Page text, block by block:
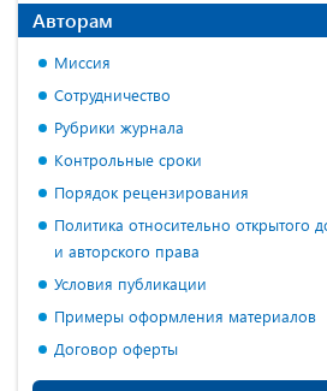
Авторам
Миссия
Сотрудничество
Рубрики журнала
Контрольные сроки
Порядок рецензирования
Политика относительно открытого
и авторского права
Условия публикации
Примеры оформления материалов
Договор оферты